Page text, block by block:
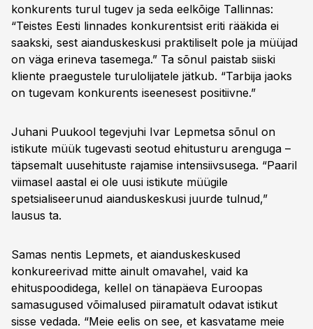
konkurents turul tugev ja seda eelkõige Tallinnas:
“Teistes Eesti linnades konkurentsist eriti rääkida ei
saakski, sest aianduskeskusi praktiliselt pole ja müüjad
on väga erineva tasemega.” Ta sõnul paistab siiski
kliente praegustele turulolijatele jätkub. “Tarbija jaoks
on tugevam konkurents iseenesest positiivne.”
Juhani Puukool tegevjuhi Ivar Lepmetsa sõnul on
istikute müük tugevasti seotud ehitusturu arenguga –
täpsemalt uusehituste rajamise intensiivsusega. “Paaril
viimasel aastal ei ole uusi istikute müügile
spetsialiseerunud aianduskeskusi juurde tulnud,”
lausus ta.
Samas nentis Lepmets, et aianduskeskused
konkureerivad mitte ainult omavahel, vaid ka
ehituspoodidega, kellel on tänapäeva Euroopas
samasugused võimalused piiramatult odavat istikut
sisse vedada. “Meie eelis on see, et kasvatame meie